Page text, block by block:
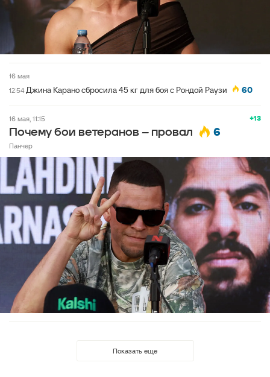
16 мая
12:54 Джина Карано сбросила 45 кг для боя с Рондой Раузи 60
+13
16 мая, 11:15
Почему бои ветеранов – провал 6
Панчер
Показать еще